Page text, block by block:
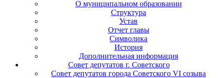
О муниципальном образовании
Структура
Устав
Отчет главы
Символика
История
Дополнительная информация
Совет депутатов г. Советского
Совет депутатов города Советского VI созыва